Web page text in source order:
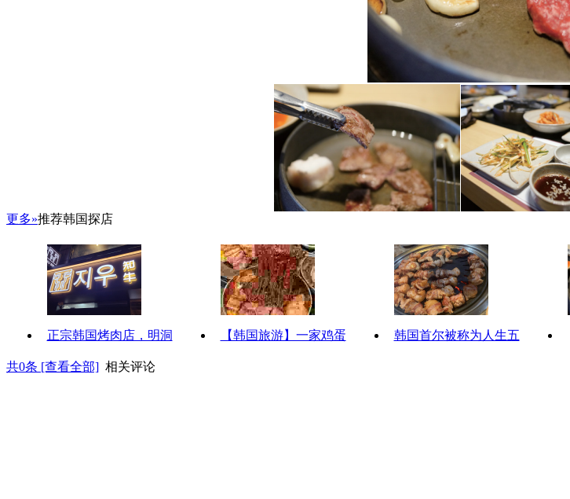
更多»推荐韩国探店
正宗韩国烤肉店，明洞 【韩国旅游】一家鸡蛋 韩国首尔被称为人生五
共0条 [查看全部] 相关评论